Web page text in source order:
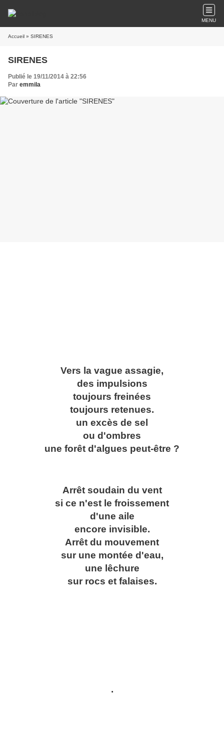
MENU
Accueil » SIRENES
SIRENES
Publié le 19/11/2014 à 22:56
Par emmila
Vers la vague assagie,
des impulsions
toujours freinées
toujours retenues.
un excès de sel
ou d'ombres
une forêt d'algues peut-être ?
Arrêt soudain du vent
si ce n'est le froissement
d'une aile
encore invisible.
Arrêt du mouvement
sur une montée d'eau,
une lêchure
sur rocs et falaises.
.